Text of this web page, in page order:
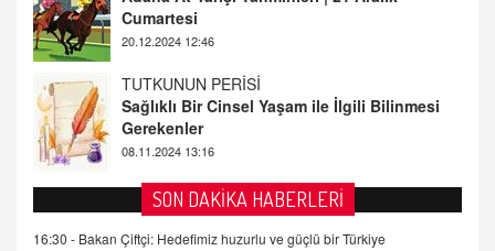
Gerekenler
08.11.2024 13:16
FARUK ÖNALAN
Tezkere Onaylanmasaydı…
2 Kasım 2021 Salı 00:11
AV. DOĞAN CAN DOĞAN
Kişisel verilerin korunması ve dijital hukukun
gelişimi
SON DAKİKA HABERLERİ
16:30 - Bakan Çiftçi: Hedefimiz huzurlu ve güçlü bir Türkiye